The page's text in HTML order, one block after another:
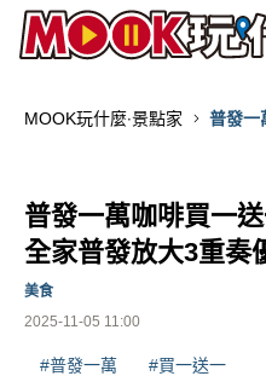
MOOK玩什麼‧景點家
普發一
普發一萬咖啡買一
全家普發放大3重奏
2025-11-05 11:00
美食
#普發一萬 #買一送一